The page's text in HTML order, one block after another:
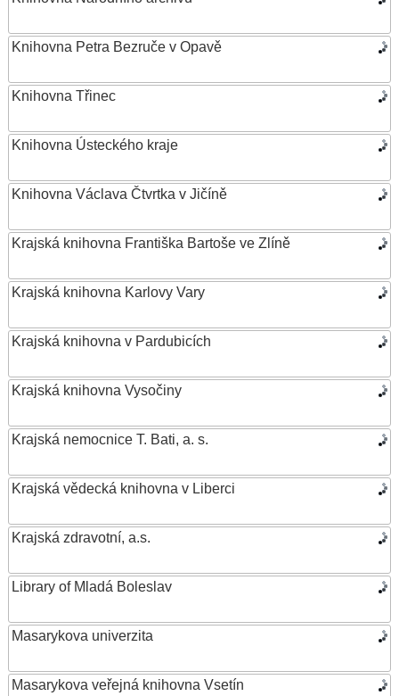
Knihovna Petra Bezruče v Opavě
Knihovna Třinec
Knihovna Ústeckého kraje
Knihovna Václava Čtvrtka v Jičíně
Krajská knihovna Františka Bartoše ve Zlíně
Krajská knihovna Karlovy Vary
Krajská knihovna v Pardubicích
Krajská knihovna Vysočiny
Krajská nemocnice T. Bati, a. s.
Krajská vědecká knihovna v Liberci
Krajská zdravotní, a.s.
Library of Mladá Boleslav
Masarykova univerzita
Masarykova veřejná knihovna Vsetín